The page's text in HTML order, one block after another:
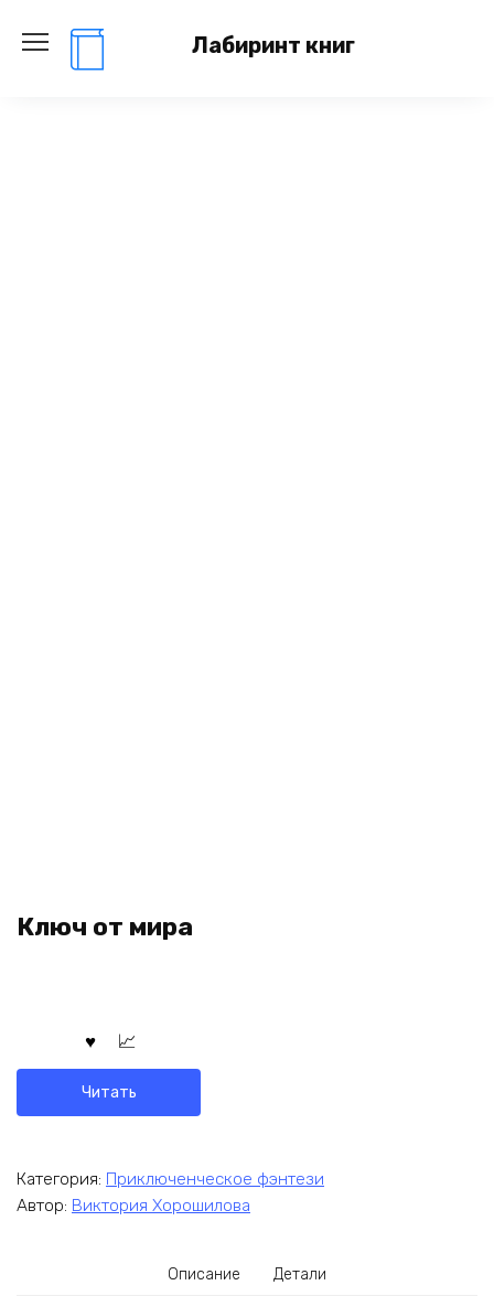
содержанию
Лабиринт книг
Ключ от мира
Читать
Категория: Приключенческое фэнтези
Автор: Виктория Хорошилова
Описание Детали